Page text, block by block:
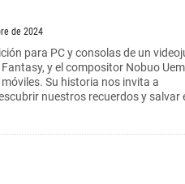
de 2024
para PC y consolas de un
y el compositor Nobuo
Su historia nos invita a
nuestros recuerdos y salvar